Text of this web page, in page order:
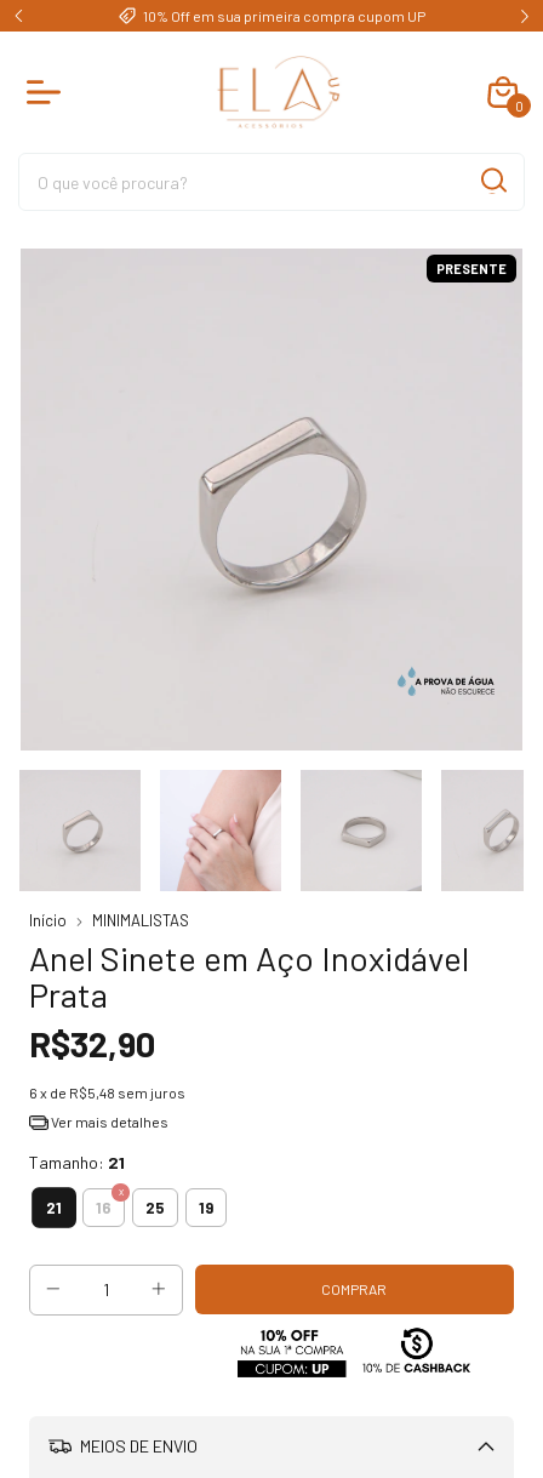
10% Off em sua primeira compra cupom UP
0
PRESENTE
Início MINIMALISTAS
Anel Sinete em Aço Inoxidável
Prata
R$32,90
6 x de R$5,48 sem juros
Ver mais detalhes
Tamanho: 21
21 16 25 19
MEIOS DE ENVIO